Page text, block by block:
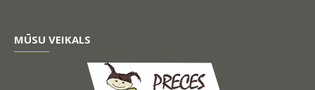
MŪSU VEIKALS